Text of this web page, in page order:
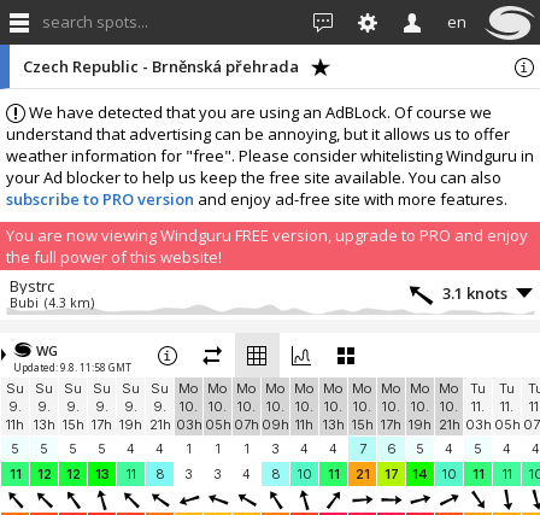
search spots... en
We have detected that you are using an AdBLock. Of course we
understand that advertising can be annoying, but it allows us to offer
weather information for "free". Please consider whitelisting Windguru in
your Ad blocker to help us keep the free site available. You can also
subscribe to PRO version and enjoy ad-free site with more features.
You are now viewing Windguru FREE version, upgrade to PRO and enjoy
the full power of this website!
Czech Republic - Brněnská přehrada
Bystrc
Bubi (4.3 km) 3.1 knots
Wake Merkur
Wake Park Merkur (39.6 km)
F4 ŠKOLA WINDSURFINGU
Vojtěch Kaczur (39.6 km)
7.3 knots
Nové Mlýny III
Šakvice (42.5 km)
? knots
Czech Republic
Devin PG TOP 559m n. (44.1 km) 3.2 knots
WG
Updated: 9.8. 11:58 GMT
Su
9.
11h
Su
9.
13h
Su
9.
15h
Su
9.
17h
Su
9.
19h
Su
9.
21h
Mo
10.
03h
Mo
10.
05h
Mo
10.
07h
Mo
10.
09h
Mo
10.
11h
Mo
10.
13h
Mo
10.
15h
Mo
10.
17h
Mo
10.
19h
Mo
10.
21h
Tu
11.
03h
Tu
11.
05h
5
5 5 5 4 4 1 1 1 3 4 4 7 6 5 4 5 4
4
11
12 12 13 11 8 3 3 4 8 10 11 21 17 14 10 11 11